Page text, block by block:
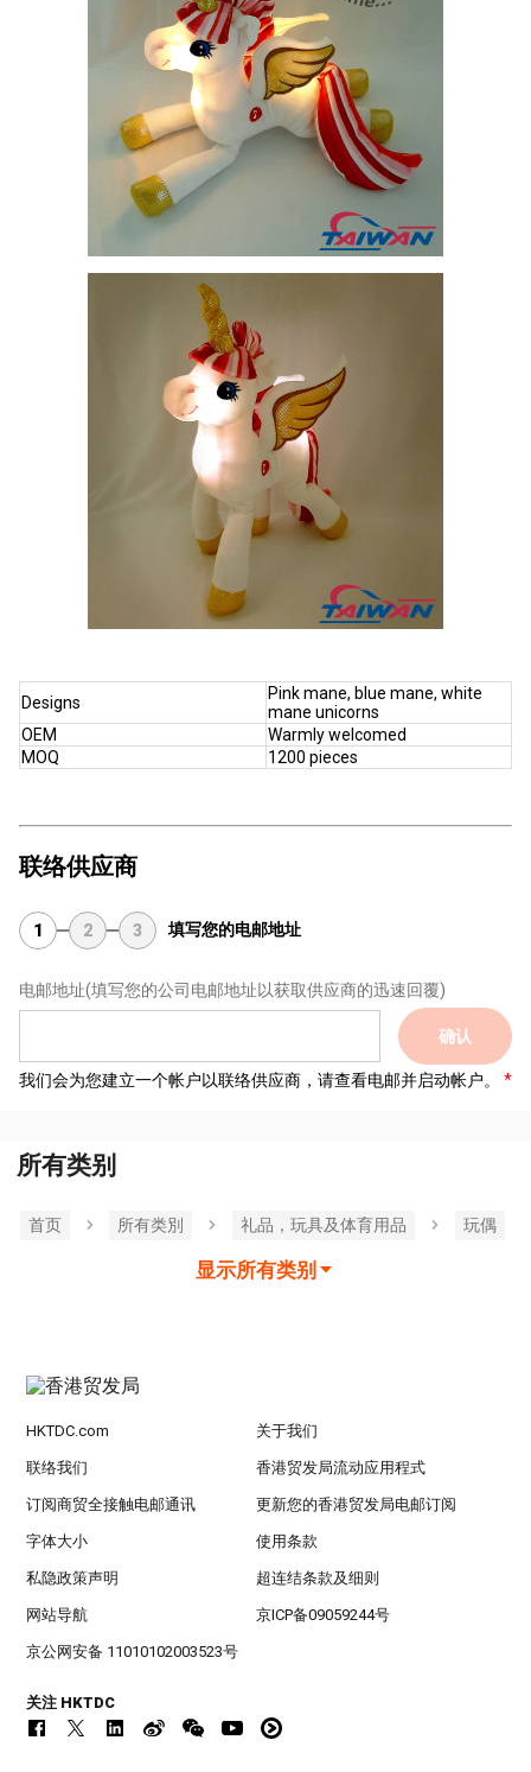
Designs
Pink mane, blue mane, white
mane unicorns
OEM
Warmly welcomed
MOQ
1200 pieces
联络供应商
1 2 3 填写您的电邮地址
电邮地址(填写您的公司电邮地址以获取供应商的迅速回覆)
确认
我们会为您建立一个帐户以联络供应商，请查看电邮并启动帐户。
所有类别
首页 所有类別 礼品，玩具及体育用品 玩偶
显示所有类别
HKTDC.com 关于我们
联络我们 香港贸发局流动应用程式
订阅商贸全接触电邮通讯 更新您的香港贸发局电邮订阅
字体大小 使用条款
私隐政策声明 超连结条款及细则
网站导航 京ICP备09059244号
京公网安备 11010102003523号
关注 HKTDC